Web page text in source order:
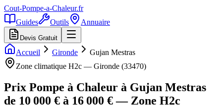
Cout-Pompe-a-Chaleur.fr
Guides
Outils Annuaire
Devis Gratuit
Accueil Gironde
Gujan Mestras
Zone climatique H2c — Gironde (33470)
Prix Pompe à Chaleur à Gujan Mestras
de 10 000 € à 16 000 € — Zone H2c